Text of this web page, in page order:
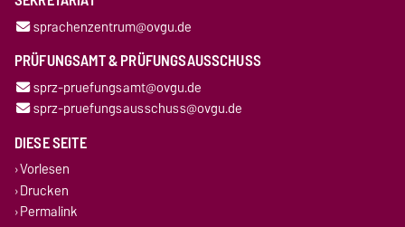
sprachenzentrum@ovgu.de
PRÜFUNGSAMT & PRÜFUNGSAUSSCHUSS
sprz-pruefungsamt@ovgu.de
sprz-pruefungsausschuss@ovgu.de
DIESE SEITE
Vorlesen
Drucken
Permalink